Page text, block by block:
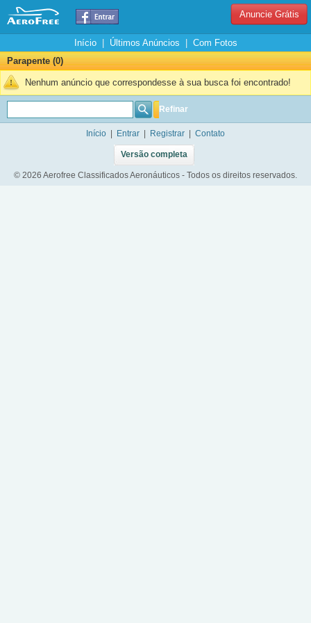
Anuncie Grátis
Início| Últimos Anúncios
Com Fotos
Parapente (0)
Nenhum anúncio que correspondesse à sua busca foi encontrado!
Refinar
Início Entrar Registrar Contato
Versão completa
© 2026 Aerofree Classificados Aeronáuticos - Todos os direitos reservados.